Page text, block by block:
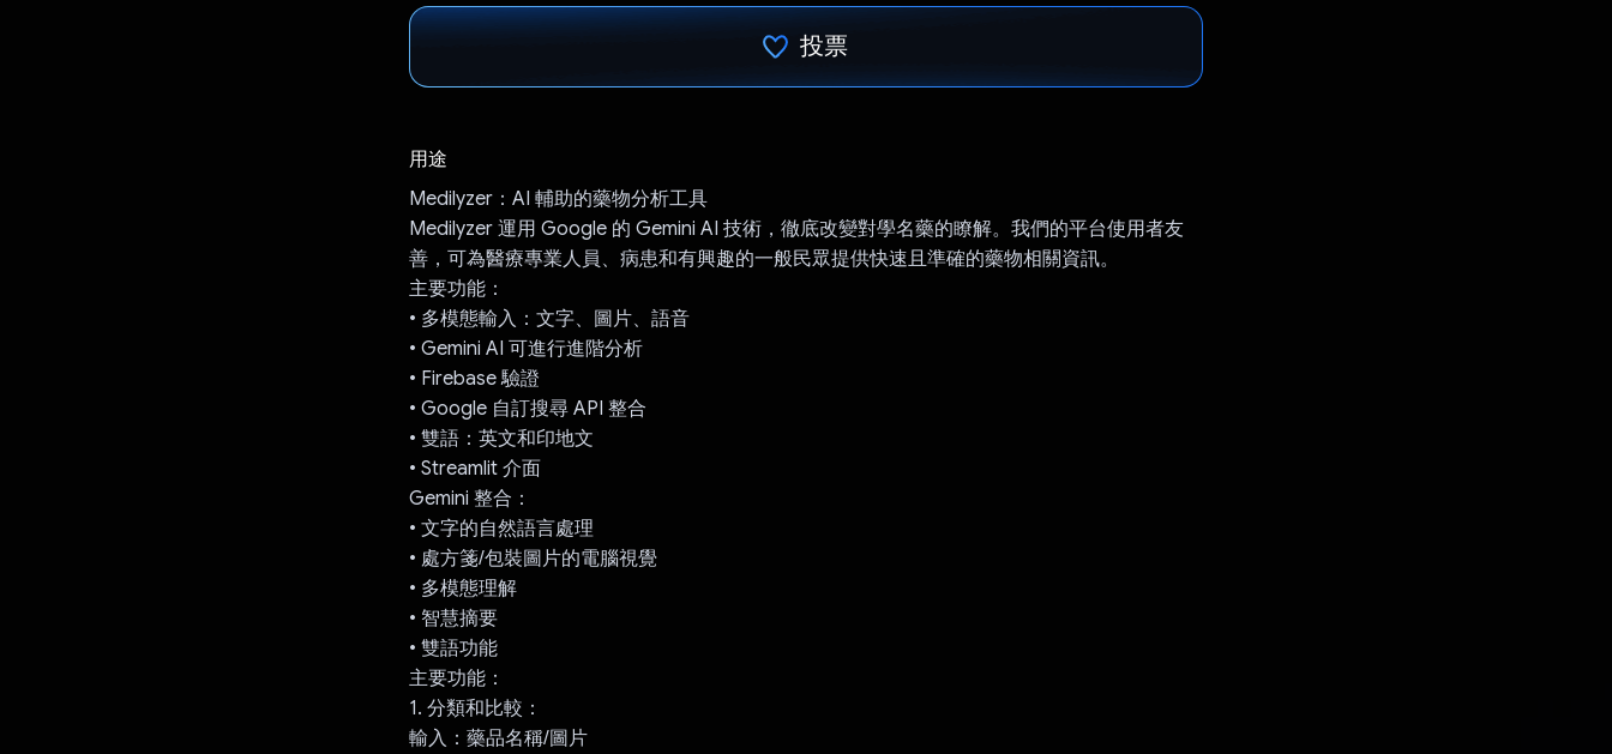
投票
用途
Medilyzer：AI 輔助的藥物分析工具
Medilyzer 運用 Google 的 Gemini AI 技術，徹底改變對學名藥的瞭解。我們的平台使用者友
善，可為醫療專業人員、病患和有興趣的一般民眾提供快速且準確的藥物相關資訊。
主要功能：
• 多模態輸入：文字、圖片、語音
• Gemini AI 可進行進階分析
• Firebase 驗證
• Google 自訂搜尋 API 整合
• 雙語：英文和印地文
• Streamlit 介面
Gemini 整合：
• 文字的自然語言處理
• 處方箋/包裝圖片的電腦視覺
• 多模態理解
• 智慧摘要
• 雙語功能
主要功能：
1. 分類和比較：
輸入：藥品名稱/圖片